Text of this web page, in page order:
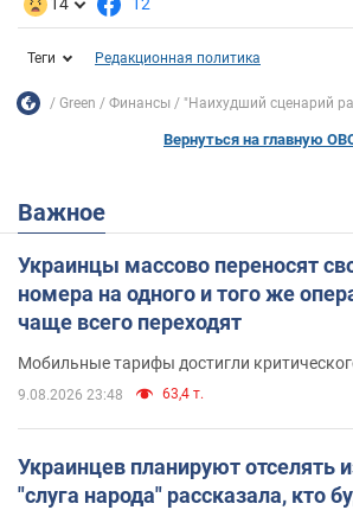
14 12
Теги Редакционная политика
Green Финансы "Наихудший сценарий
Вернуться на главную
Важное
Украинцы массово переносят
номера на одного и того же
чаще всего переходят
Мобильные тарифы достигли
9.08.2026 23:48 63,4 т.
Украинцев планируют отселять
"слуга народа" рассказала, кто